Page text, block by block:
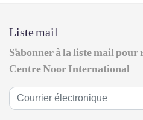
Liste mail
S'abonner à la liste mail pour
Centre Noor International